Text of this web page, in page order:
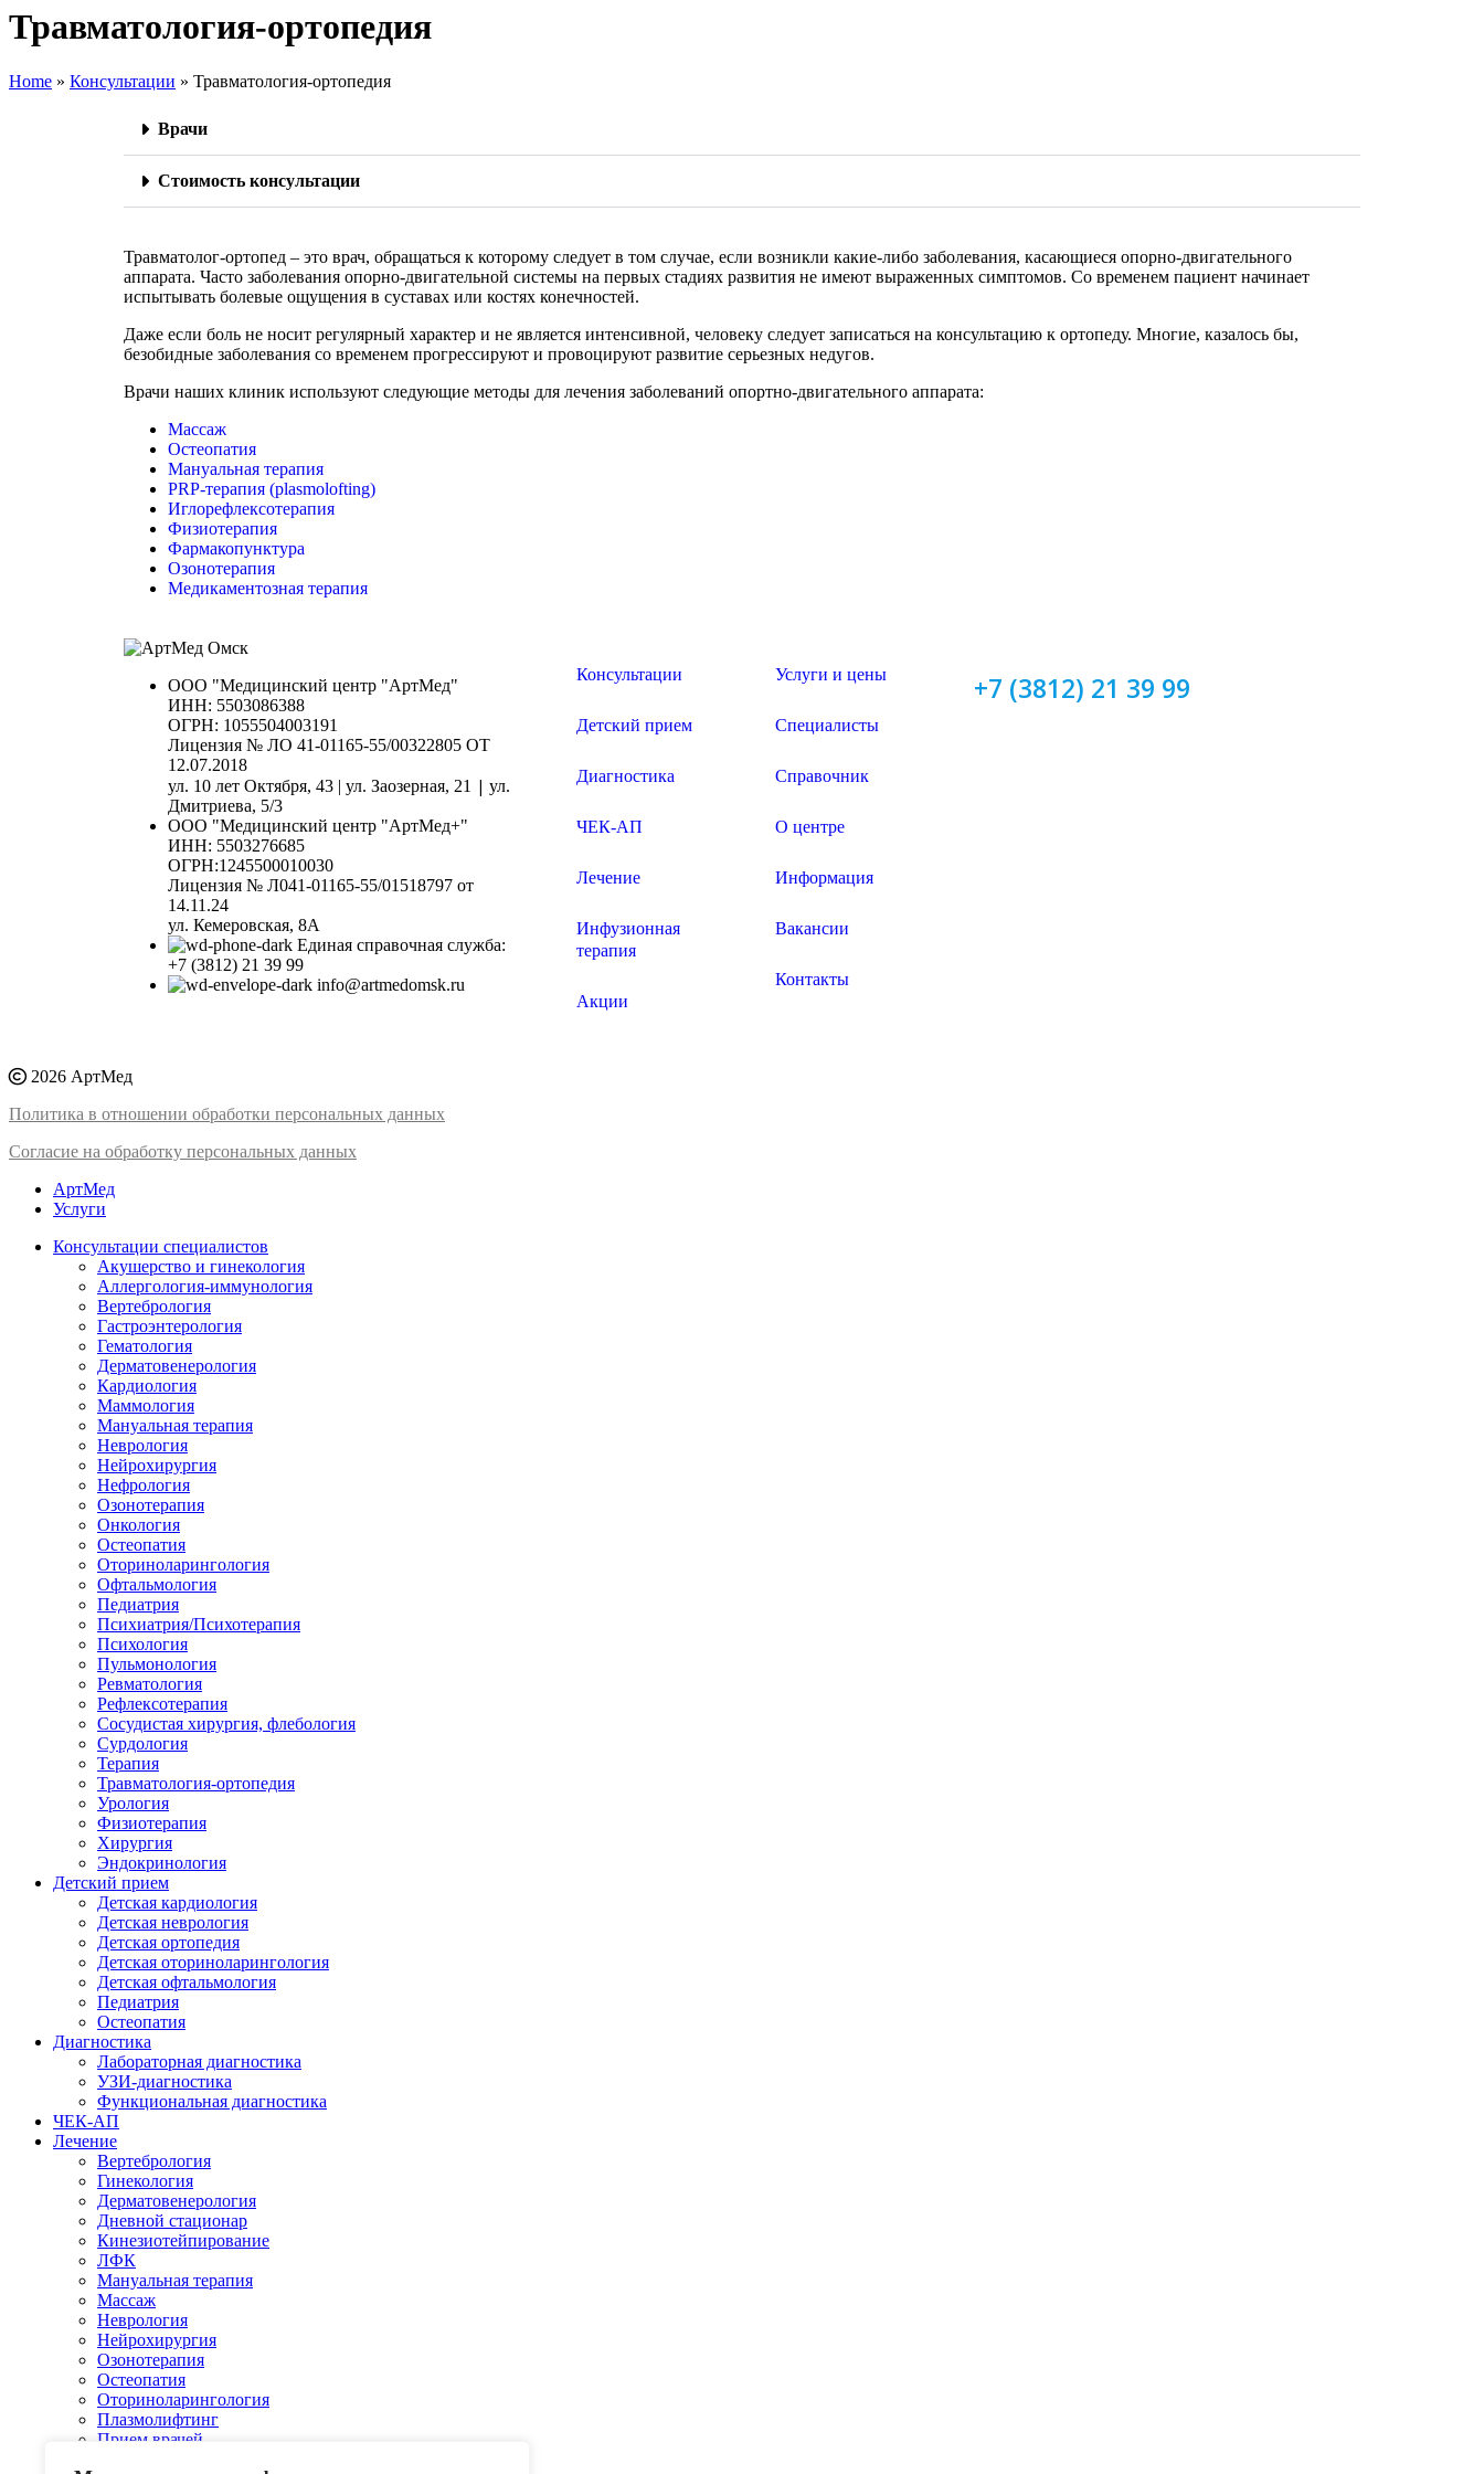
Травматология-ортопедия
Home » Консультации » Травматология-ортопедия
Врачи
Стоимость консультации
Травматолог-ортопед – это врач, обращаться к которому следует в том случае, если возникли какие-либо заболевания, касающиеся опорно-двигательного
аппарата. Часто заболевания опорно-двигательной системы на первых стадиях развития не имеют выраженных симптомов. Со временем пациент начинает
испытывать болевые ощущения в суставах или костях конечностей.
Даже если боль не носит регулярный характер и не является интенсивной, человеку следует записаться на консультацию к ортопеду. Многие, казалось бы,
безобидные заболевания со временем прогрессируют и провоцируют развитие серьезных недугов.
Врачи наших клиник используют следующие методы для лечения заболеваний опортно-двигательного аппарата:
Массаж
Остеопатия
Мануальная терапия
PRP-терапия (plasmolofting)
Иглорефлексотерапия
Физиотерапия
Фармакопунктура
Озонотерапия
Медикаментозная терапия
ООО "Медицинский центр "АртМед"
ИНН: 5503086388
ОГРН: 1055504003191
Лицензия № ЛО 41-01165-55/00322805 ОТ
12.07.2018
ул. 10 лет Октября, 43 | ул. Заозерная, 21 | ул.
Дмитриева, 5/3
ООО "Медицинский центр "АртМед+"
ИНН: 5503276685
ОГРН:1245500010030
Лицензия № Л041-01165-55/01518797 от
14.11.24
ул. Кемеровская, 8А
Единая справочная служба:
+7 (3812) 21 39 99
info@artmedomsk.ru
Консультации
Детский прием
Диагностика
ЧЕК-АП
Лечение
Инфузионная
терапия
Акции
Услуги и цены
Специалисты
Справочник
О центре
Информация
Вакансии
Контакты
+7 (3812) 21 39 99
2026 АртМед
Политика в отношении обработки персональных данных
Согласие на обработку персональных данных
АртМед
Услуги
Консультации специалистов
Акушерство и гинекология
Аллергология-иммунология
Вертебрология
Гастроэнтерология
Гематология
Дерматовенерология
Кардиология
Маммология
Мануальная терапия
Неврология
Нейрохирургия
Нефрология
Озонотерапия
Онкология
Остеопатия
Оториноларингология
Офтальмология
Педиатрия
Психиатрия/Психотерапия
Психология
Пульмонология
Ревматология
Рефлексотерапия
Сосудистая хирургия, флебология
Сурдология
Терапия
Травматология-ортопедия
Урология
Физиотерапия
Хирургия
Эндокринология
Детский прием
Детская кардиология
Детская неврология
Детская ортопедия
Детская оториноларингология
Детская офтальмология
Педиатрия
Остеопатия
Диагностика
Лабораторная диагностика
УЗИ-диагностика
Функциональная диагностика
ЧЕК-АП
Лечение
Вертебрология
Гинекология
Дерматовенерология
Дневной стационар
Кинезиотейпирование
ЛФК
Мануальная терапия
Массаж
Неврология
Нейрохирургия
Озонотерапия
Остеопатия
Оториноларингология
Плазмолифтинг
Прием врачей